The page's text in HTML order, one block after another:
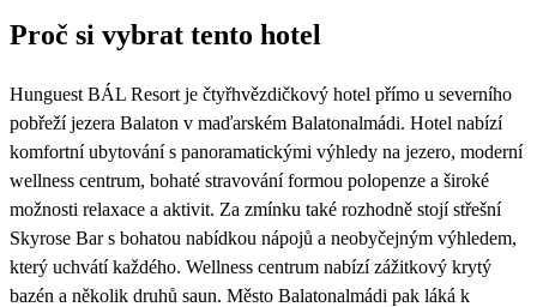
23
4 500
24 25 26
30
4 500
Proč si vybrat tento hotel
Hunguest BÁL Resort je čtyřhvězdičkový hotel přímo u severního
pobřeží jezera Balaton v maďarském Balatonalmádi. Hotel nabízí
komfortní ubytování s panoramatickými výhledy na jezero, moderní
wellness centrum, bohaté stravování formou polopenze a široké
možnosti relaxace a aktivit. Za zmínku také rozhodně stojí střešní
Skyrose Bar s bohatou nabídkou nápojů a neobyčejným výhledem,
který uchvátí každého. Wellness centrum nabízí zážitkový krytý
bazén a několik druhů saun. Město Balatonalmádi pak láká k